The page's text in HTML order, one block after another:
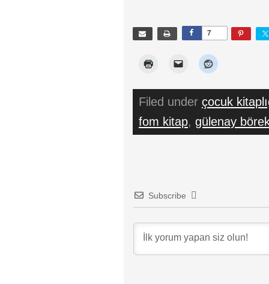
7
Filed under çocuk
fom kitap, gülenay
Subscribe